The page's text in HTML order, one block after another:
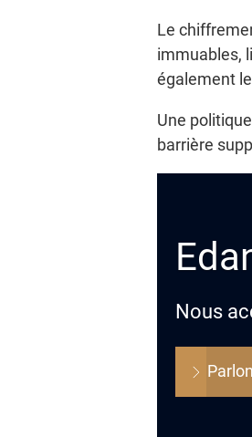
Le
immuables,
également
Une
barrière
Nous